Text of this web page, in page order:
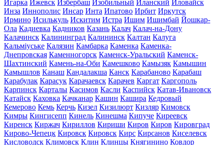
Игарка Ижевск Избербаш Изобильный Иланский Иловайск
Инза Иннополис Инсар Инта Ипатово Ирбит Иркутск
Ирмино Исилькуль Искитим Истра Ишим Ишимбай Йошкар-
Ола Кадиевка Кадников Казань Калач Калач-на-Дону
Калачинск Калининград Калининск Калтан Калуга
Кальміуське Калязин Камбарка Каменка Каменка-
Днепровская Каменногорск Каменск-Уральский Каменск-
Шахтинский Камень-на-Оби Камешково Камызяк Камышин
Камышлов Канаш Кандалакша Канск Карабаново Карабаш
Карабулак Карасук Карачаевск Карачев Каргат Каргополь
Карпинск Карталы Касимов Касли Каспийск Катав-Ивановск
Катайск Каховка Качканар Кашин Кашира Кедровый
Кемерово Кемь Керчь Кизел Кизилюрт Кизляр Кимовск
Кимры Кингисепп Кинель Кинешма Кипуче Киреевск
Киренск Киржач Кириллов Кириши Киров Киров Кировград
Кирово-Чепецк Кировск Кировск Кирс Кирсанов Киселевск
Кисловодск Климовск Клин Клинцы Княгинино Ковдор